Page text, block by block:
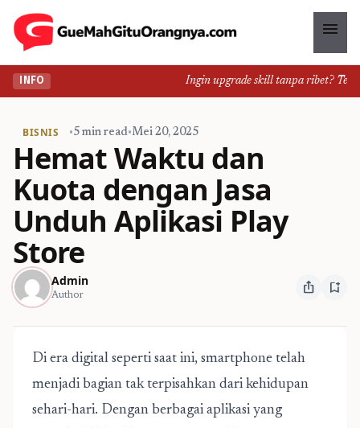
menu
INFO Ingin upgrade skill tanpa ribet?
BISNIS •5 min read•Mei 20, 2025
Hemat Waktu dan
Kuota dengan Jasa
Unduh Aplikasi Play
Store
Admin
Author ios_share bookmark_add
Di era digital seperti saat ini, smartphone telah
menjadi bagian tak terpisahkan dari kehidupan
sehari-hari. Dengan berbagai aplikasi yang